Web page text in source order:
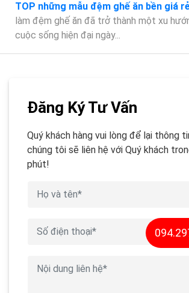
TOP những mẫu đệm ghế ăn bền giá
làm đệm ghế ăn đã trở thành một xu
cuộc sống hiện đại ngày...
Đăng Ký Tư Vấn
Quý khách hàng vui lòng để lại thông
chúng tôi sẽ liên hệ với Quý khách
phút!